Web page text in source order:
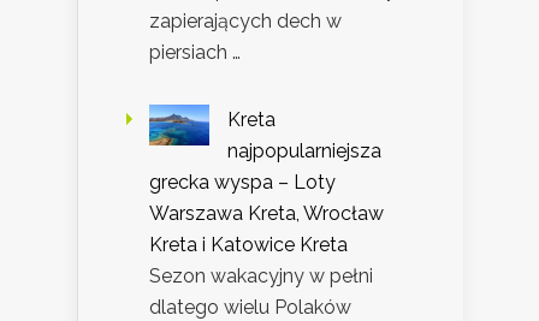
zapierających dech w
piersiach …
Kreta
najpopularniejsza
grecka wyspa – Loty
Warszawa Kreta, Wrocław
Kreta i Katowice Kreta
Sezon wakacyjny w pełni
dlatego wielu Polaków